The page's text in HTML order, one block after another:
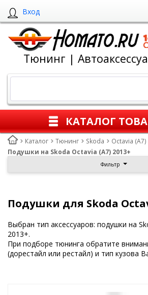
Вход
Тюнинг |
КАТАЛОГ
Каталог Тюнинг Skoda
Octavia
Подушки на Skoda Octavia (A7) 2013+
Фильтр
Подушки для Skoda
Выбран тип аксессуаров: подушки на
2013+.
При подборе тюнинга обратите
(дорестайл или рестайл) и тип кузова